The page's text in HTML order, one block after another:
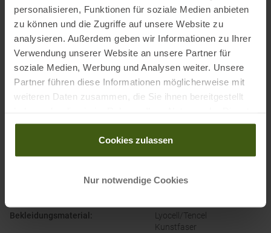
personalisieren, Funktionen für soziale Medien anbieten
zu können und die Zugriffe auf unsere Website zu
analysieren. Außerdem geben wir Informationen zu Ihrer
Verwendung unserer Website an unsere Partner für
soziale Medien, Werbung und Analysen weiter. Unsere
Partner führen diese Informationen möglicherweise mit
weiteren Daten zusammen, die Sie ihnen bereitgestellt
gesammelt haben.
Cookies zulassen
Nur notwendige Cookies
PRODUKTEIGENSCHAFTEN
Bekleidungsfunktion:
Atmungsaktiv
Geruchsneutral
Bekleidungsmaterial :
Lyocell/Tencel
Kunstfaser